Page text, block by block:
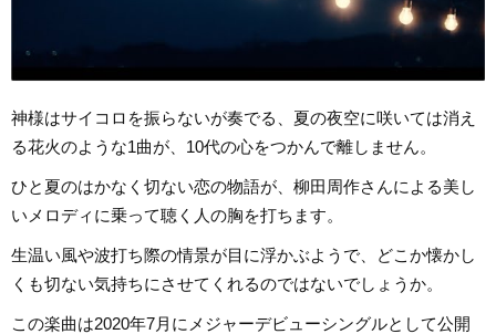
神様はサイコロを振らないが奏でる、夏の夜空に咲いては消え
る花火のような1曲が、10代の心をつかんで離しません。
ひと夏のはかなく切ない恋の物語が、柳田周作さんによる美し
いメロディに乗って聴く人の胸を打ちます。
生温い風や波打ち際の情景が目に浮かぶようで、どこか懐かし
くも切ない気持ちにさせてくれるのではないでしょうか。
この楽曲は2020年7月にメジャーデビューシングルとして公開